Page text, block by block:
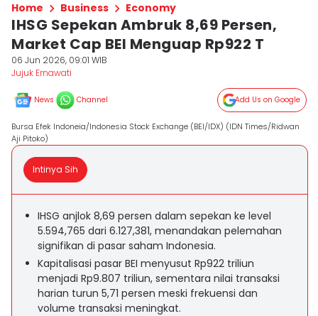
Home Business Economy
IHSG Sepekan Ambruk 8,69 Persen,
Market Cap BEI Menguap Rp922 T
06 Jun 2026, 09:01 WIB
Jujuk Ernawati
News Channel Add Us on Google
Bursa Efek Indoneia/Indonesia Stock Exchange (BEI/IDX) (IDN Times/Ridwan
Aji Pitoko)
Intinya Sih
IHSG anjlok 8,69 persen dalam sepekan ke level
5.594,765 dari 6.127,381, menandakan pelemahan
signifikan di pasar saham Indonesia.
Kapitalisasi pasar BEI menyusut Rp922 triliun
menjadi Rp9.807 triliun, sementara nilai transaksi
harian turun 5,71 persen meski frekuensi dan
volume transaksi meningkat.